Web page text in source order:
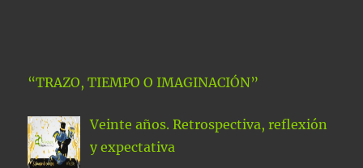
“TRAZO, TIEMPO O IMAGINACIÓN”
Veinte años. Retrospectiva, reflexión
y expectativa